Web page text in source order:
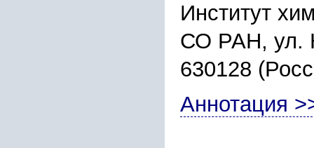
Институт
СО РАН, ул.
630128
Аннотация